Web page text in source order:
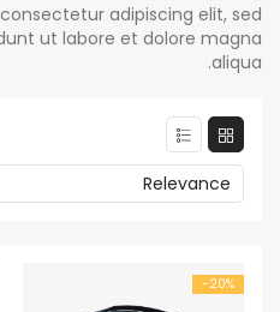
adipiscing elit, sed
ut labore et dolore magna
aliqua.
Relevance
‎-20%